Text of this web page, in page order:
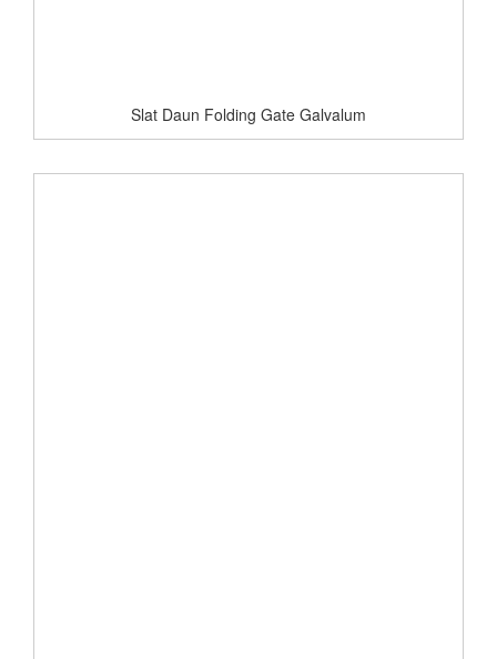
Slat Daun Folding Gate Galvalum